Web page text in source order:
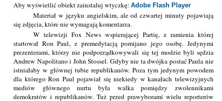
Aby wyświetlić obiekt zainstaluj wtyczkę:Adobe Flash Player
Materiał w języku angielskim, ale od czwartej minuty pojawiają
się zdjęcia, które nie wymagają komentarza.
W telewizji Fox News wspierającej Partię, z ramienia której
startował Ron Paul, z premedytacją pomijano jego osobę. Jedynymi
prezenterami, którzy nie podporządkowywali się tej modzie byli sędzia
Andrew Napolitano i John Stossel. Gdyby nie ta dwójka postać Paula nie
istniałaby w głównej tubie republikanów. Poza tym jedynym powodem
dla którego Ron Paul pojawiał się niekiedy w kanałach telewizyjnych
mediów głównego nurtu była walka pomiędzy zwolennikami
demokratów i republikanów. Tuż przed prawyborami wielu reporterów